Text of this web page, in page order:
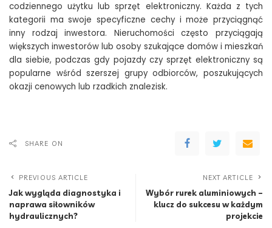
codziennego użytku lub sprzęt elektroniczny. Każda z tych
kategorii ma swoje specyficzne cechy i może przyciągnąć
inny rodzaj inwestora. Nieruchomości często przyciągają
większych inwestorów lub osoby szukające domów i mieszkań
dla siebie, podczas gdy pojazdy czy sprzęt elektroniczny są
popularne wśród szerszej grupy odbiorców, poszukujących
okazji cenowych lub rzadkich znalezisk.
SHARE ON
PREVIOUS ARTICLE
Jak wygląda diagnostyka i
naprawa siłowników
hydraulicznych?
NEXT ARTICLE
Wybór rurek aluminiowych –
klucz do sukcesu w każdym
projekcie